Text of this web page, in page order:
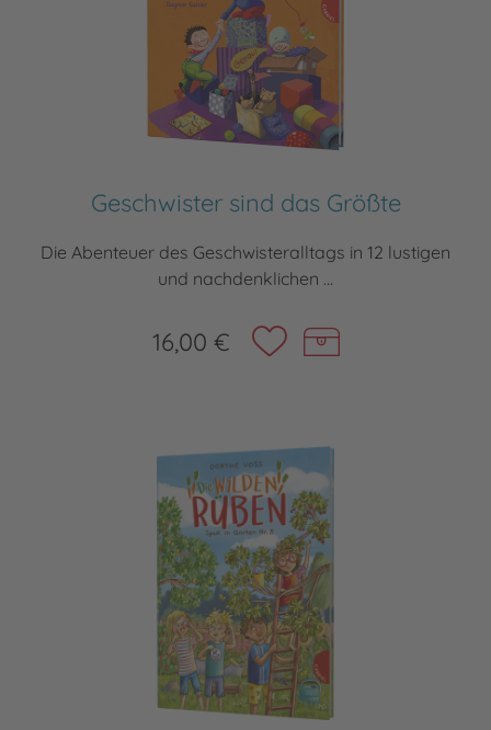
Geschwister sind das Größte
Die Abenteuer des Geschwisteralltags in 12 lustigen
und nachdenklichen ...
16,00 €